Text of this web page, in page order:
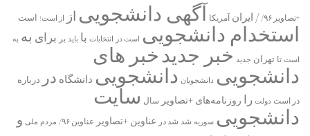
+تصاویر ۹۶/ / ایران آمریکا آگهی دانشجویی از از است! است
استخدام دانشجویی است در انتخابات با باید بر برای به به
است تا تهران جدید خبر جدیدخبر های
دانشجویی دانشجویان دانشجویی دانشگاه در درباره
در ﺍﺳﺖ دولت را روزنامه‌های +تصاویر سال سایت
دانشجویی سوریه شد شد در عناوین +تصاویر عناوین ۹۶/ مردم ملی و